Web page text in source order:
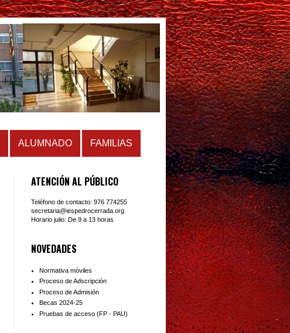
ALUMNADO FAMILIAS
ATENCIÓN AL PÚBLICO
Teléfono de contacto: 976 774255
secretaria@iespedrocerrada.org
Horario julio: De 9 a 13 horas
NOVEDADES
Normativa móviles
Proceso de Adscripción
Proceso de Admisión
Becas 2024-25
Pruebas de acceso (FP - PAU)